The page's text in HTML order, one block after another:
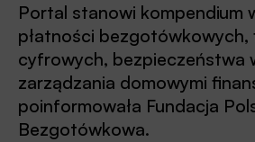
Portal stanowi kompendium
płatności bezgotówkowych,
cyfrowych, bezpieczeństwa
zarządzania domowymi
poinformowała Fundacja
Bezgotówkowa.